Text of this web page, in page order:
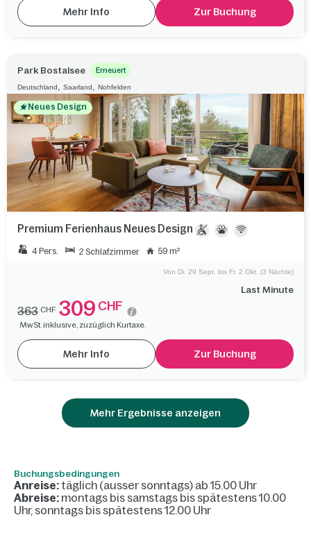
Mehr Info Zur Buchung
Park Bostalsee Erneuert
Deutschland Saarland Nohfelden
Neues Design
Premium Ferienhaus Neues Design
4 Pers. 2 Schlafzimmer 59 m²
Last Minute
Von Di. 29 Sept. bis Fr. 2 Okt. (3 Nächte)
363 CHF 309 CHF
MwSt. inklusive, zuzüglich Kurtaxe.
Mehr Info Zur Buchung
Mehr Ergebnisse anzeigen
Buchungsbedingungen
Anreise: täglich (ausser sonntags) ab 15.00 Uhr
Abreise: montags bis samstags bis spätestens 10.00
Uhr, sonntags bis spätestens 12.00 Uhr